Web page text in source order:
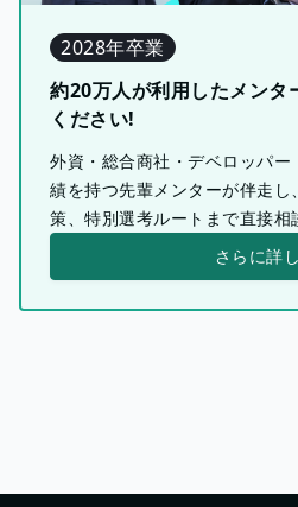
2028年卒業
約20万人が利用したメンタ
ください!
外資・総合商社・デベロッパ
績を持つ先輩メンターが伴走
策、特別選考ルートまで直接相
さらに詳